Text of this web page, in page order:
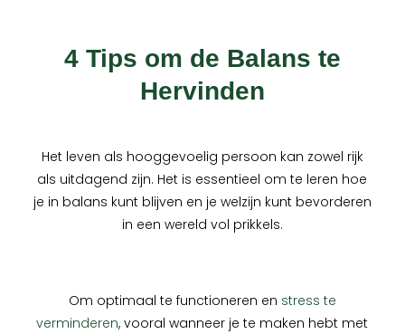
4 Tips om de Balans te
Hervinden
Het leven als hooggevoelig persoon kan zowel rijk
als uitdagend zijn. Het is essentieel om te leren hoe
je in balans kunt blijven en je welzijn kunt bevorderen
in een wereld vol prikkels.
Om optimaal te functioneren en stress te
verminderen, vooral wanneer je te maken hebt met